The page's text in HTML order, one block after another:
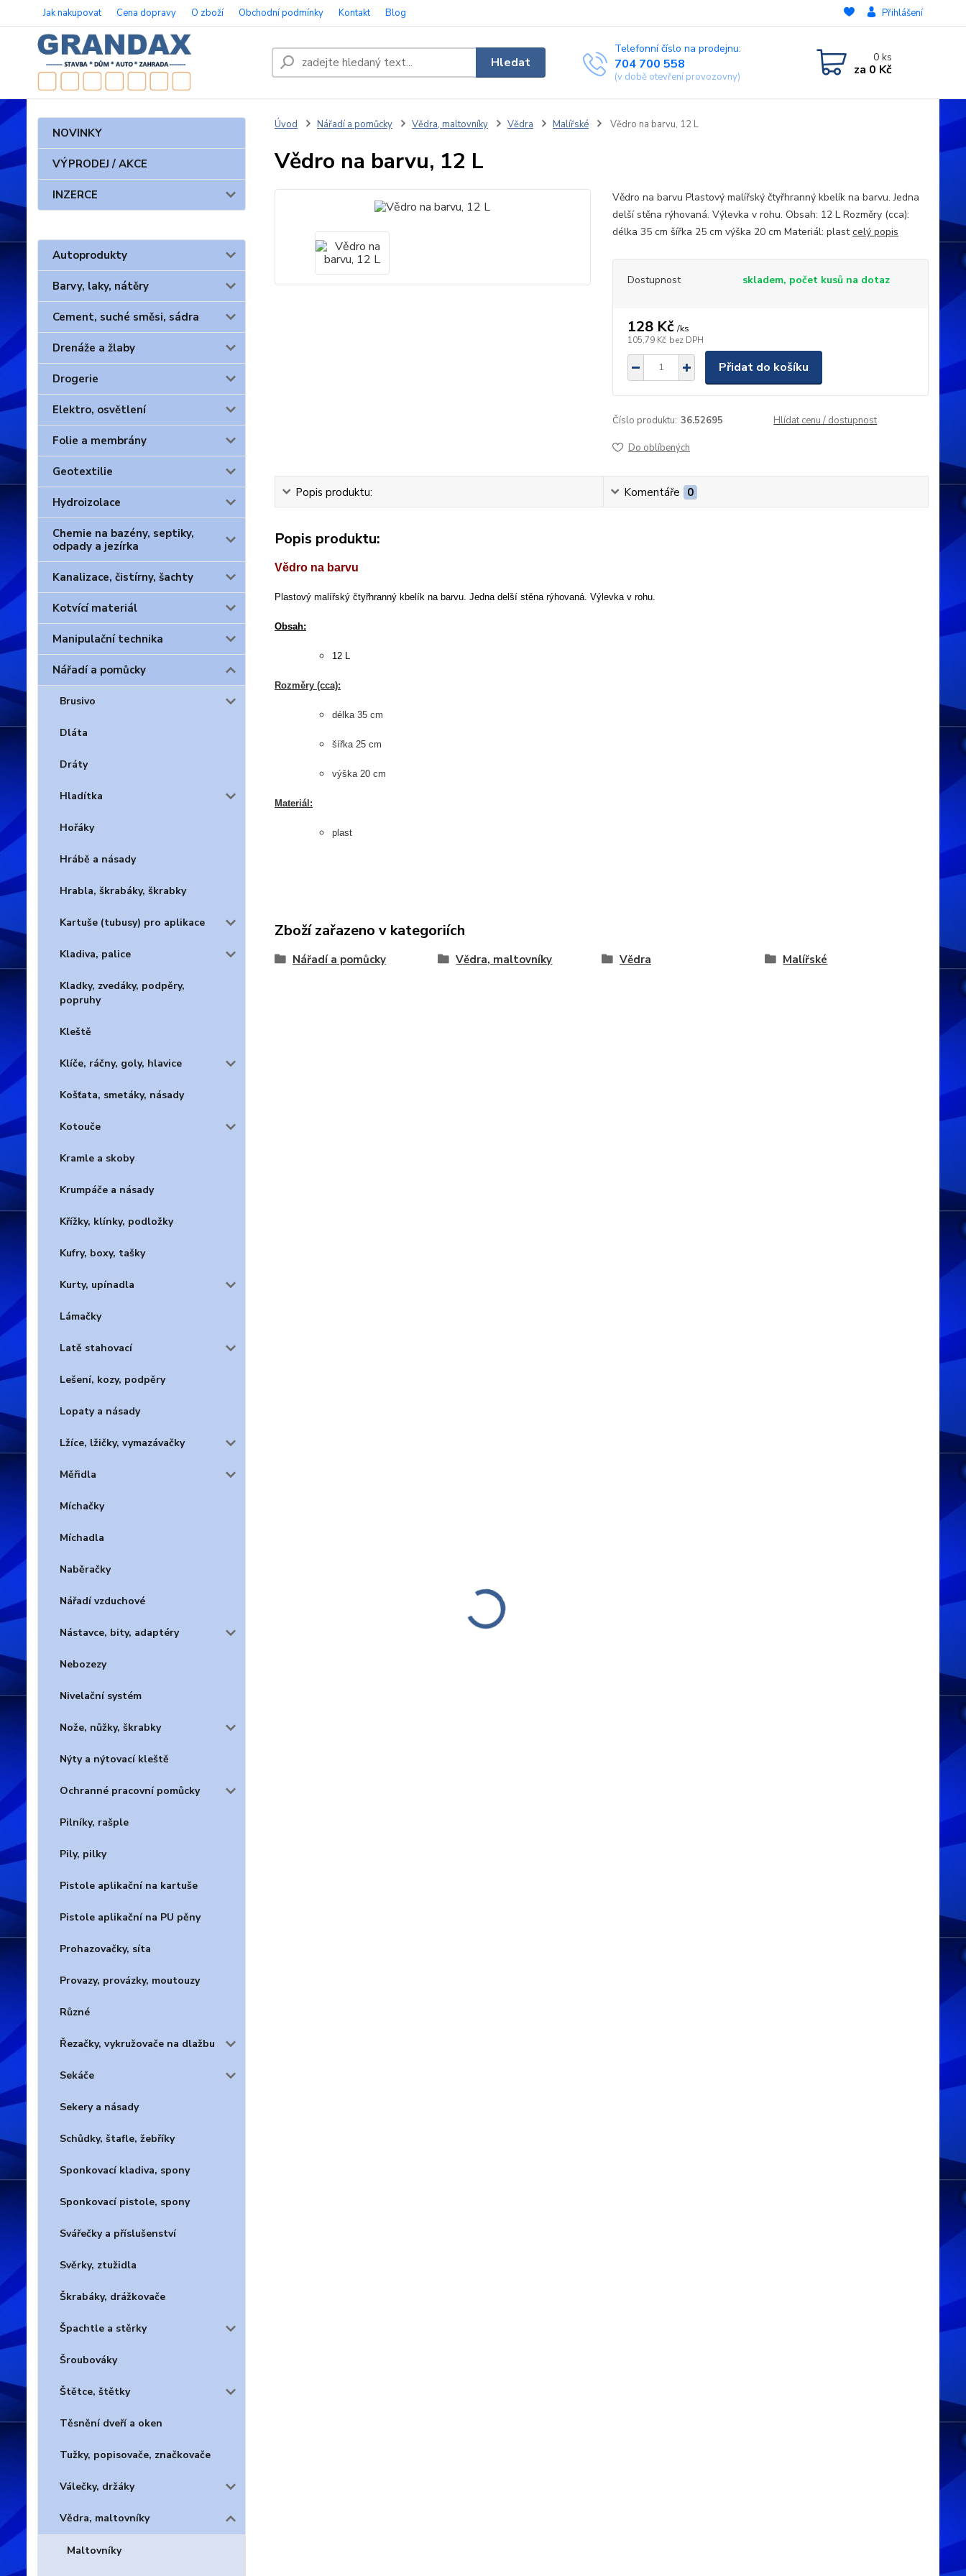
Jak nakupovat Cena dopravy O zboží Obchodní podmínky Kontakt Blog Přihlášení
Hledat
Telefonní číslo na prodejnu:
704 700 558
(v době otevření provozovny)
0ks
za 0 Kč
NOVINKY
VÝPRODEJ / AKCE
INZERCE
Autoprodukty
Barvy, laky, nátěry
Cement, suché směsi, sádra
Drenáže a žlaby
Drogerie
Elektro, osvětlení
Folie a membrány
Geotextilie
Hydroizolace
Chemie na bazény, septiky,
odpady a jezírka
Kanalizace, čistírny, šachty
Kotvící materiál
Manipulační technika
Nářadí a pomůcky
Brusivo
Dláta
Dráty
Hladítka
Hořáky
Hrábě a násady
Hrabla, škrabáky, škrabky
Kartuše (tubusy) pro aplikace
Kladiva, palice
Kladky, zvedáky, podpěry,
popruhy
Kleště
Klíče, ráčny, goly, hlavice
Košťata, smetáky, násady
Kotouče
Kramle a skoby
Krumpáče a násady
Křížky, klínky, podložky
Kufry, boxy, tašky
Kurty, upínadla
Lámačky
Latě stahovací
Lešení, kozy, podpěry
Lopaty a násady
Lžíce, lžičky, vymazávačky
Měřidla
Míchačky
Míchadla
Naběračky
Nářadí vzduchové
Nástavce, bity, adaptéry
Nebozezy
Nivelační systém
Nože, nůžky, škrabky
Nýty a nýtovací kleště
Ochranné pracovní pomůcky
Pilníky, rašple
Pily, pilky
Pistole aplikační na kartuše
Pistole aplikační na PU pěny
Prohazovačky, síta
Provazy, provázky, moutouzy
Různé
Řezačky, vykružovače na dlažbu
Sekáče
Sekery a násady
Schůdky, štafle, žebříky
Sponkovací kladiva, spony
Sponkovací pistole, spony
Svářečky a příslušenství
Svěrky, ztužidla
Škrabáky, drážkovače
Špachtle a stěrky
Šroubováky
Štětce, štětky
Těsnění dveří a oken
Tužky, popisovače, značkovače
Válečky, držáky
Vědra, maltovníky
Maltovníky
Úvod Nářadí a pomůcky Vědra, maltovníky Vědra Malířské Vědro na barvu, 12 L
Vědro na barvu, 12 L
Vědro na barvu Plastový malířský čtyřhranný kbelík na barvu. Jedna
delší stěna rýhovaná. Výlevka v rohu. Obsah: 12 L Rozměry (cca):
délka 35 cm šířka 25 cm výška 20 cm Materiál: plastcelý popis
Dostupnost skladem, počet kusů na dotaz
128 Kč /ks
105,79 Kč bez DPH
Přidat do košíku
Číslo produktu: 36.52695 Hlídat cenu / dostupnost
Do oblíbených
Popis produktu: Komentáře 0
Popis produktu:
Vědro na barvu
Plastový malířský čtyřhranný kbelík na barvu. Jedna delší stěna rýhovaná. Výlevka v rohu.
Obsah:
12 L
Rozměry (cca):
délka 35 cm
šířka 25 cm
výška 20 cm
Materiál:
plast
Zboží zařazeno v kategoriích
Nářadí a pomůcky Vědra, maltovníky Vědra Malířské